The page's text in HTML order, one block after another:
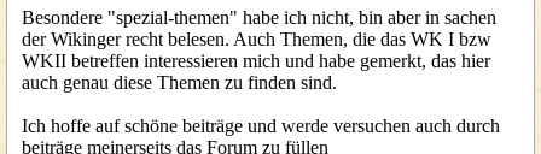
Besondere "spezial-themen" habe ich nicht, bin aber in sachen
der Wikinger recht belesen. Auch Themen, die das WK I bzw
WKII betreffen interessieren mich und habe gemerkt, das hier
auch genau diese Themen zu finden sind.
Ich hoffe auf schöne beiträge und werde versuchen auch durch
beiträge meinerseits das Forum zu füllen